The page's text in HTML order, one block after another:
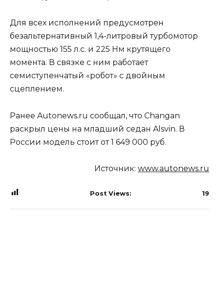
Для всех исполнений предусмотрен
безальтернативный 1,4-литровый турбомотор
мощностью 155 л.с. и 225 Нм крутящего
момента. В связке с ним работает
семиступенчатый «робот» с двойным
сцеплением.
Ранее Autonews.ru сообщал, что Changan
раскрыл цены на младший седан Alsvin. В
России модель стоит от 1 649 000 руб.
Источник: www.autonews.ru
Post Views: 19